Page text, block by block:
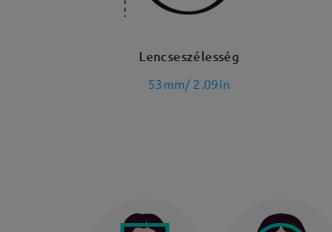
Lencseszélesség
53mm/ 2.09in